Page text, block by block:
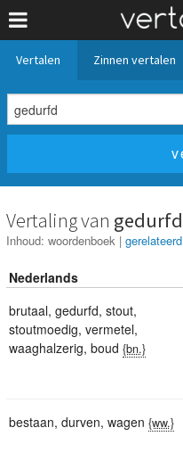
Vertalen Zinnen vertalen
Vertaling van gedurfd
Inhoud: woordenboek | gerelateerd
Nederlands
brutaal, gedurfd, stout,
stoutmoedig, vermetel,
waaghalzerig, boud {bn.}
bestaan, durven, wagen {ww.}